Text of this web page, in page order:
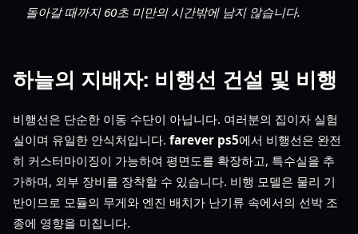
돌아갈 때까지 60초 미만의 시간밖에 남지 않습니다.
하늘의 지배자: 비행선 건설 및 비행
비행선은 단순한 이동 수단이 아닙니다. 여러분의 집이자 실험
실이며 유일한 안식처입니다. farever ps5에서 비행선은 완전
히 커스터마이징이 가능하여 평면도를 확장하고, 특수실을 추
가하며, 외부 장비를 장착할 수 있습니다. 비행 모델은 물리 기
반이므로 모듈의 무게와 엔진 배치가 난기류 속에서의 선박 조
종에 영향을 미칩니다.